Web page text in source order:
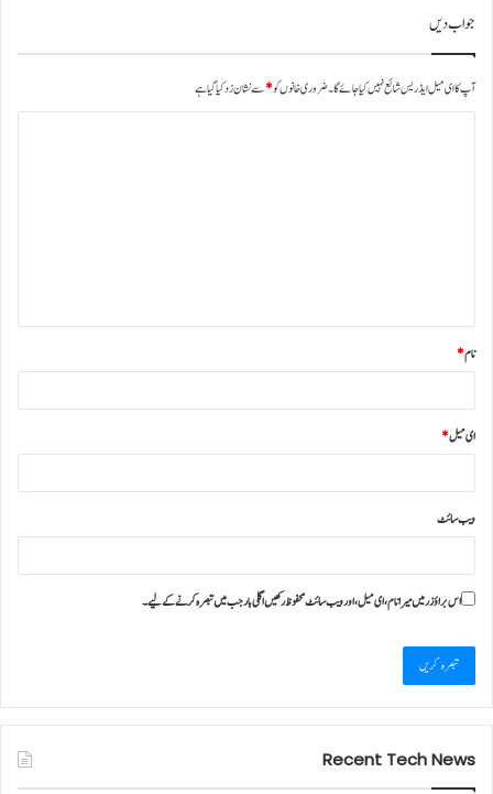
جواب دیں
آپ کا ای میل ایڈریس شائع نہیں کیا جائے گا۔ضروری خانوں کو*سے نشان زد کیا گیا ہے
نام*
ای میل*
ویب‌ سائٹ
اس براؤزر میں میرا نام، ای میل، اور ویب سائٹ محفوظ رکھیں اگلی بار جب میں تبصرہ کرنے کےلیے۔
Recent Tech News